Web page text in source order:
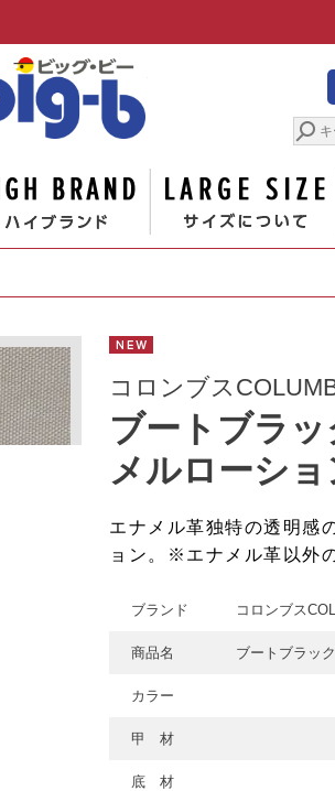
男の大きな靴
ージ ハイブランド
コロンブス
ブートブラ
メルローショ
エナメル革独特の透明感
ョン。※エナメル革以外
ブランド コロンブス
商品名 ブートブラッ
カラー
甲 材
底 材